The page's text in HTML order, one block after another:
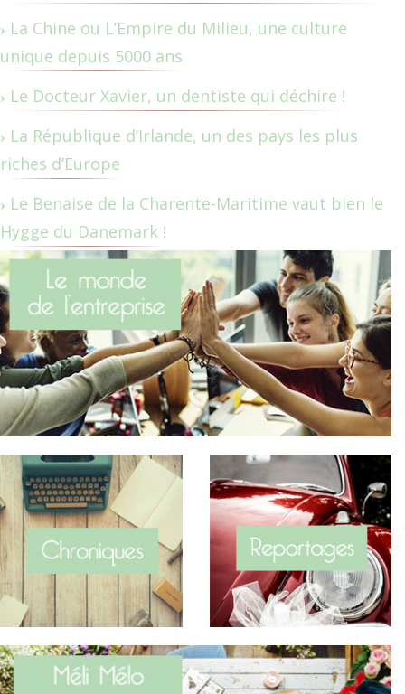
La Chine ou L’Empire du Milieu, une culture
unique depuis 5000 ans
Le Docteur Xavier, un dentiste qui déchire !
La République d’Irlande, un des pays les plus
riches d’Europe
Le Benaise de la Charente-Maritime vaut bien le
Hygge du Danemark !